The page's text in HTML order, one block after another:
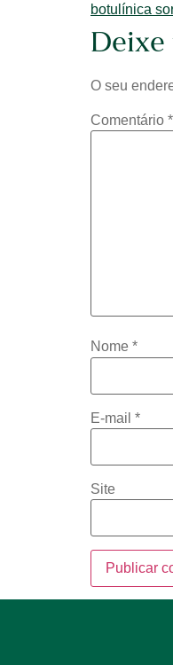
botulínica
Deixe
O seu
Comentário *
Nome *
E-mail *
Site